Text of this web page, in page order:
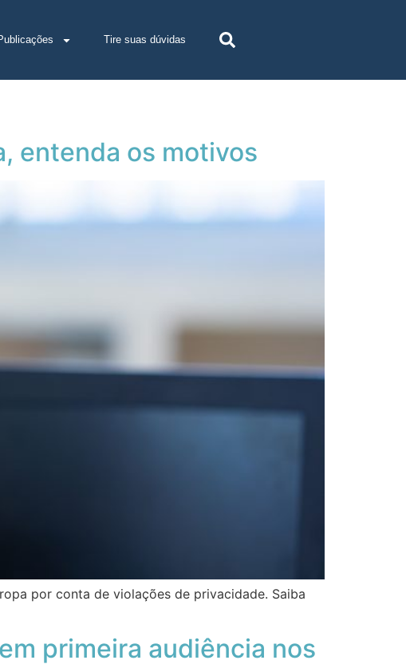
Tire suas dúvidas
entenda os motivos
por conta de violações de privacidade. Saiba
primeira audiência nos